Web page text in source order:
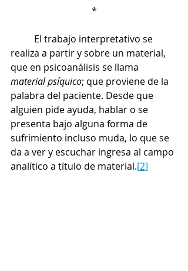
*
realiza a partir y sobre un material,
que en psicoanálisis se llama
material psíquico; que proviene de la
palabra del paciente. Desde que
alguien pide ayuda, hablar o se
presenta bajo alguna forma de
sufrimiento incluso muda, lo que se
da a ver y escuchar ingresa al campo
analítico a título de material.[2]